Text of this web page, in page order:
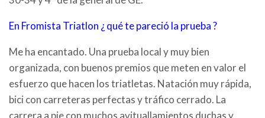
En Fromista Triatlon ¿ qué te pareció la prueba ?
Me ha encantado. Una prueba local y muy bien
organizada, con buenos premios que meten en valor el
esfuerzo que hacen los triatletas. Natación muy rápida,
bici con carreteras perfectas y tráfico cerrado. La